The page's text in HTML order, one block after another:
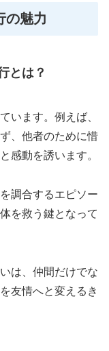
の魅力
とは？
います。例えば、
、他者のために惜
感動を誘います。
調合するエピソー
を救う鍵となって
は、仲間だけでな
友情へと変えるき